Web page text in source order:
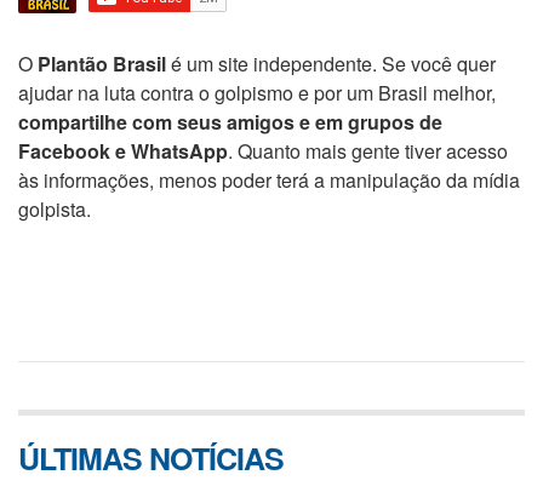
O Plantão Brasilé um site independente. Se você quer
ajudar na luta contra o golpismo e por um Brasil melhor,
compartilhe com seus amigos e em grupos de
Facebook e WhatsApp. Quanto mais gente tiver acesso
às informações, menos poder terá a manipulação da mídia
golpista.
ÚLTIMAS NOTÍCIAS